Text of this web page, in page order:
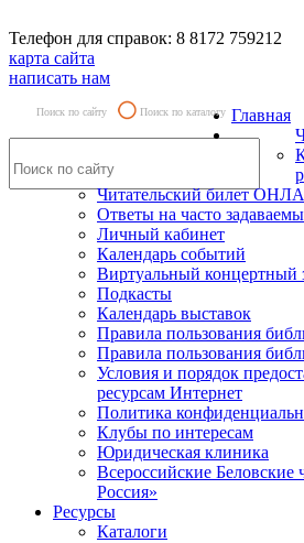
Телефон для справок: 8 8172 759212
карта сайта
написать нам
Поиск по сайту Поиск по каталогу Главная
Читательский билет
Ответы на часто
Личный кабинет
Календарь событий
Виртуальный концертный
Подкасты
Календарь выставок
Правила пользования
Правила пользования
Условия и порядок
ресурсам Интернет
Политика
Клубы по интересам
Юридическая клиника
Всероссийские Беловские
Россия»
Ресурсы
Каталоги